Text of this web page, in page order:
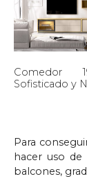
Comedor
Sofisticado y
Para
hacer uso de
balcones,